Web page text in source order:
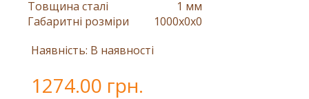
Товщина сталі
1 мм
Габаритні розміри
1000x0x0
Наявність: В наявності
1274.00 грн.